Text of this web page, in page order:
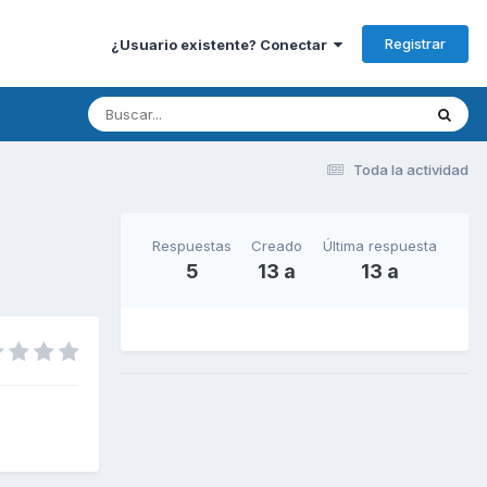
¿Usuario existente? Conectar Registrar
Toda la actividad
Respuestas
5
Creado
13 a
Última respuesta
13 a